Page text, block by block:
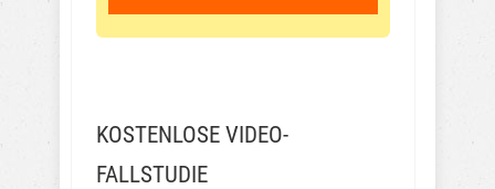
KOSTENLOSE VIDEO-
FALLSTUDIE